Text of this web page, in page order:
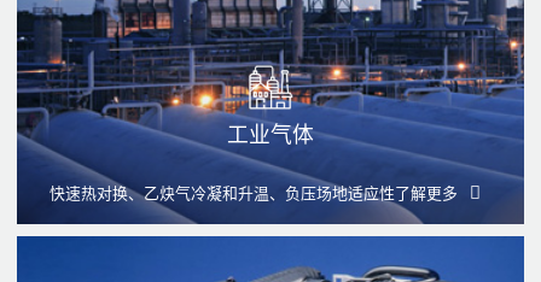
工业气体
快速热对换、乙炔气冷凝和升温、负压场地适应性了解更多